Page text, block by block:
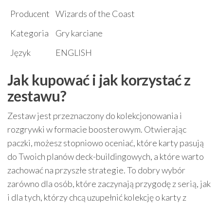
Producent Wizards of the Coast
Kategoria
Gry karciane
Język
ENGLISH
Jak kupować i jak korzystać z
zestawu?
Zestaw jest przeznaczony do kolekcjonowania i
rozgrywki w formacie boosterowym. Otwierając
paczki, możesz stopniowo oceniać, które karty pasują
do Twoich planów deck-buildingowych, a które warto
zachować na przyszłe strategie. To dobry wybór
zarówno dla osób, które zaczynają przygodę z serią, jak
i dla tych, którzy chcą uzupełnić kolekcję o karty z